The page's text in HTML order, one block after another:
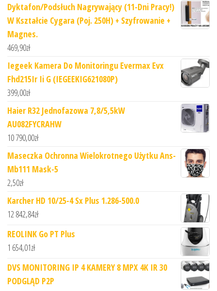
Dyktafon/Podsłuch Nagrywający (11-Dni Pracy!)
W Kształcie Cygara (Poj. 250H) + Szyfrowanie +
Magnes.
469,90zł
Iegeek Kamera Do Monitoringu Evermax Evx
Fhd215Ir Ii G (IEGEEKIG621080P)
399,00zł
Haier R32 Jednofazowa 7,8/5,5kW
AU082FYCRAHW
10 790,00zł
Maseczka Ochronna Wielokrotnego Użytku Ans-
Mb111 Mask-5
2,50zł
Karcher HD 10/25-4 Sx Plus 1.286-500.0
12 842,84zł
REOLINK Go PT Plus
1 654,01zł
DVS MONITORING IP 4 KAMERY 8 MPX 4K IR 30
PODGLĄD P2P